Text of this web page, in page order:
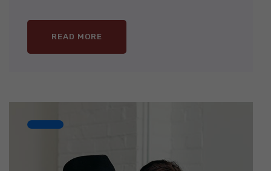
READ MORE